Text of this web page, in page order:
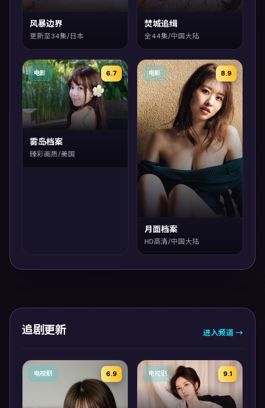
风暴边界
更新至34集/日本
焚城追缉
全44集/中国大陆
6.7
电影
雾岛档案
臻彩画质/美国
8.9
电影
月面档案
HD高清/中国大陆
追剧更新 进入频道 →
6.9
电视剧 9.1
电视剧